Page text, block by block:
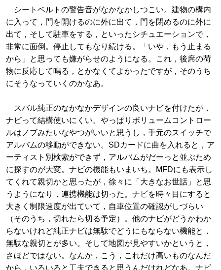
シートベルトの警告音がなかなかしつこい。建物の構内
に入って，門を開けるのに外に出て，門を閉めるのに外に
出て，そして駐車をする，といったシチュエーションで，
非常に面倒。停止してもなり続ける。「いや，もう止まる
から」と思っても嫌がらせのようになる。これ，後席の荷
物に反応して鳴る，とかなくてよかったですが，そのうち
にそうなっていくのかなあ。
スバル純正のなかなかデザインの良いナビを付けたが，
ナビって結構使いにくい。やっぱりボリュームコントロー
ルはノブみたいなやつがいいと思うし，手元のスイッチで
アルバムの移動ができない。SDカードに曲を入れると，ア
ーティスト別検索ができず，アルバムがだーっと並ぶため
に探すのが大変。ナビの機能もいまいち。MFDにも表示し
てくれて親切かと思ったが，徐々に「大きなお世話」と思
うようになり，連携機能は切った。ナビを時々目にすると
大きく制限速度が出ていて，自車位置の確認がしづらい
（そのうち，切れたら切る予定）。他のナビがどうかわか
らないけれど純正ナビは無駄でどうにもならない機能と，
無駄な親切とが多い。そして地図が見やすいかというと，
さほどではない。なんか，こう，これだけ高いものなんだ
から，いろいろと工夫できると思うんだけれどなあ。ナビ